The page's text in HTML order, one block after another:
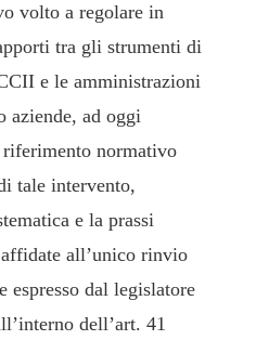
volto a regolare in
tra gli strumenti di
e le amministrazioni
aziende, ad oggi
normativo
tale intervento,
e la prassi
all’unico rinvio
espresso dal legislatore
dell’art. 41